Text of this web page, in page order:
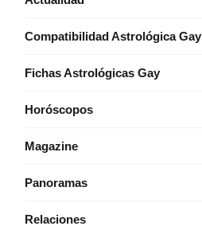
Compatibilidad Astrológica Gay
Fichas Astrológicas Gay
Horóscopos
Magazine
Panoramas
Relaciones